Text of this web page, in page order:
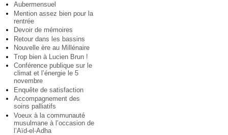
Aubermensuel
Mention assez bien pour la
rentrée
Devoir de mémoires
Retour dans les bassins
Nouvelle ère au Millénaire
Trop bien à Lucien Brun !
Conférence publique sur le
climat et l’énergie le 5
novembre
Enquête de satisfaction
Accompagnement des
soins palliatifs
Voeux à la communauté
musulmane à l’occasion de
l’Aïd-el-Adha